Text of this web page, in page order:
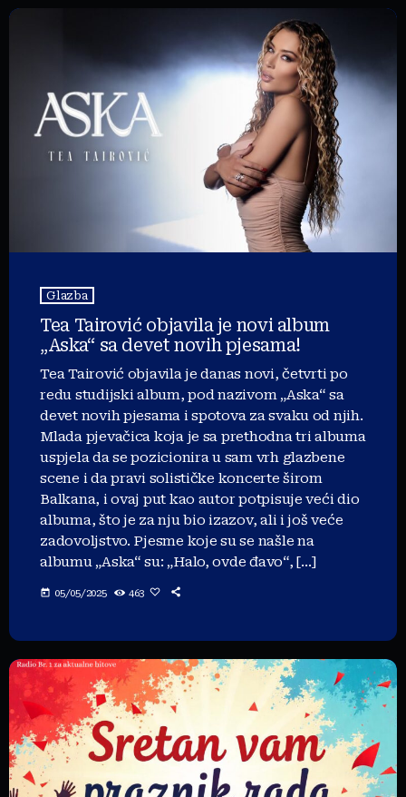
Glazba
Tea Tairović objavila je novi album
„Aska“ sa devet novih pjesama!
Tea Tairović objavila je danas novi, četvrti po
redu studijski album, pod nazivom „Aska“ sa
devet novih pjesama i spotova za svaku od njih.
Mlada pjevačica koja je sa prethodna tri albuma
uspjela da se pozicionira u sam vrh glazbene
scene i da pravi solističke koncerte širom
Balkana, i ovaj put kao autor potpisuje veći dio
albuma, što je za nju bio izazov, ali i još veće
zadovoljstvo. Pjesme koje su se našle na
albumu „Aska“ su: „Halo, ovde đavo“, […]
today 05/05/2025 463